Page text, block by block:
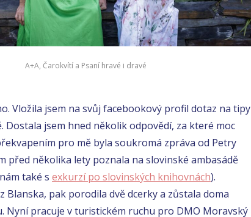
A+A, Čarokvítí a Psaní hravé i dravé
Vložila jsem na svůj facebookový profil dotaz na tipy
Dostala jsem hned několik odpovědí, za které moc
pro mě byla soukromá zpráva od Petry
před několika lety poznala na slovinské ambasádě
také s exkurzí po slovinských knihovnách).
Blanska, pak porodila dvě dcerky a zůstala doma
Nyní pracuje v turistickém ruchu pro DMO Moravský